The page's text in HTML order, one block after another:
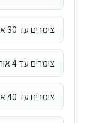
צימרים עד 30 אורחים
צימרים עד 4 אורחים
צימרים עד 40 אורחים